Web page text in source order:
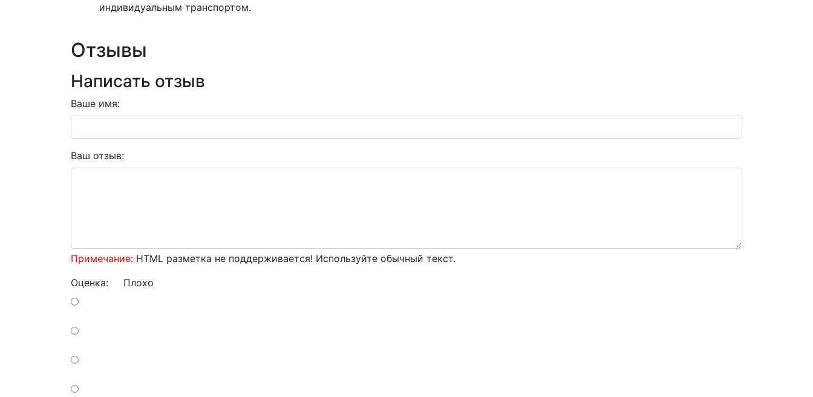
индивидуальным транспортом.
Отзывы
Написать отзыв
Ваше имя:
Ваш отзыв:
Примечание: HTML разметка не поддерживается! Используйте обычный текст.
Оценка: Плохо